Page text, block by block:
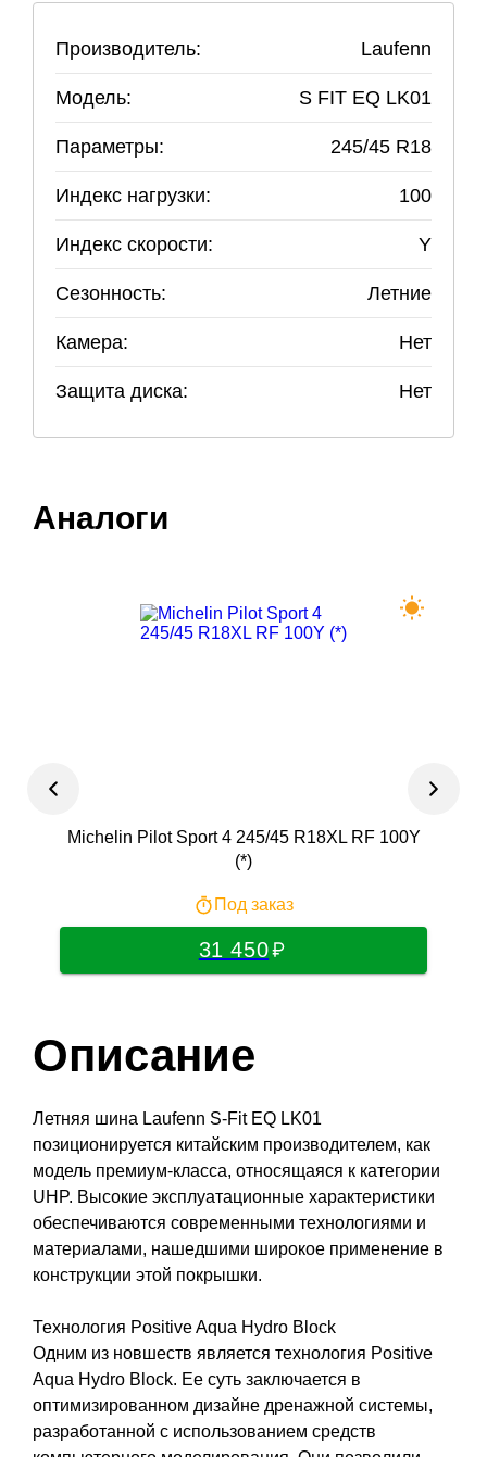
Производитель: Laufenn
Модель: S FIT EQ LK01
Параметры: 245/45 R18
Индекс нагрузки: 100
Индекс скорости: Y
Сезонность: Летние
Камера: Нет
Защита диска: Нет
Аналоги
Michelin Pilot Sport 4 245/45 R18XL RF 100Y
(*)
Под заказ
31 450
Описание
Летняя шина Laufenn S-Fit EQ LK01
позиционируется китайским производителем, как
модель премиум-класса, относящаяся к категории
UHP. Высокие эксплуатационные характеристики
обеспечиваются современными технологиями и
материалами, нашедшими широкое применение в
конструкции этой покрышки.
Технология Positive Aqua Hydro Block
Одним из новшеств является технология Positive
Aqua Hydro Block. Ее суть заключается в
оптимизированном дизайне дренажной системы,
разработанной с использованием средств